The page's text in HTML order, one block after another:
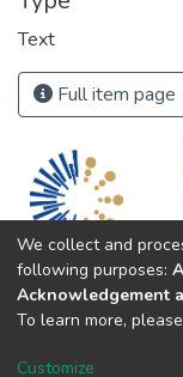
Text
Full item page
We collect and
following purposes:
Acknowledgement
To learn more,
Customize